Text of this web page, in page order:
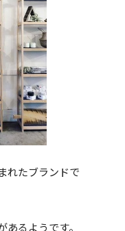
れたブランドで
るようです。